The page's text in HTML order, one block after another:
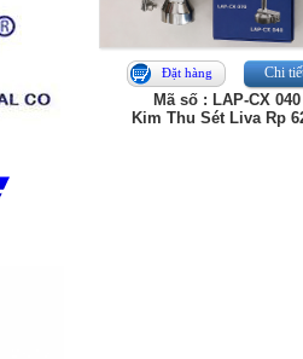
Đặt hàng Chi
Mã số : LAP-CX 040
Kim Thu Sét Liva Rp